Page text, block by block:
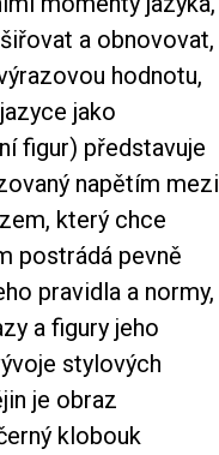
a obnovovat,
hodnotu,
jako
figur) představuje
napětím mezi
který chce
postrádá pevně
pravidla a normy,
a figury jeho
stylových
je obraz
klobouk